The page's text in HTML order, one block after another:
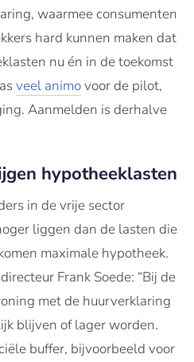
waarmee consumenten
hard kunnen maken dat
nu én in de toekomst
veel animovoor de pilot,
Aanmelden is derhalve
hypotheeklasten
in de vrije sector
liggen dan de lasten die
maximale hypotheek.
Frank Soede: “Bij de
met de huurverklaring
blijven of lager worden.
buffer, bijvoorbeeld voor